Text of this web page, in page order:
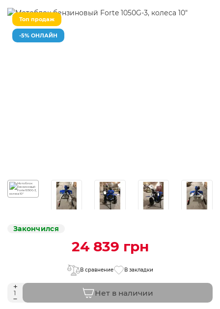
Топ продаж
-5% ОНЛАЙН
Закончился
24 839 грн
В сравнение В закладки
Нет в наличии